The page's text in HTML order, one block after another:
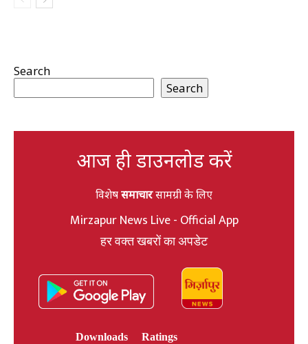
Search
Search
आज ही डाउनलोड करें
विशेषसमाचारसामग्री के लिए
Mirzapur News Live - Official App
हर वक्त खबरों का अपडेट
Downloads
Ratings